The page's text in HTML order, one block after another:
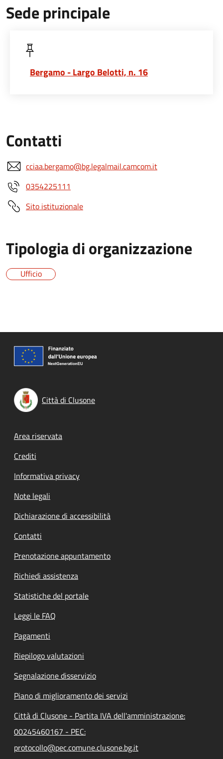
Sede principale
Bergamo - Largo Belotti, n. 16
Contatti
cciaa.bergamo@bg.legalmail.camcom.it
0354225111
Sito istituzionale
Tipologia di organizzazione
Ufficio
Città di Clusone
Footer menu
Area riservata
Crediti
Informativa privacy
Note legali
Dichiarazione di accessibilità
Contatti
Prenotazione appuntamento
Richiedi assistenza
Statistiche del portale
Leggi le FAQ
Pagamenti
Riepilogo valutazioni
Segnalazione disservizio
Piano di miglioramento dei servizi
Città di Clusone - Partita IVA dell'amministrazione:
00245460167 - PEC:
protocollo@pec.comune.clusone.bg.it